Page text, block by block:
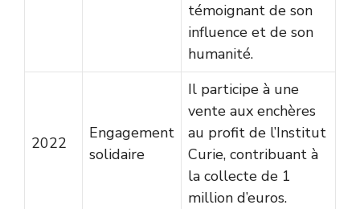
témoignant de son
influence et de son
humanité.
2022
Engagement
solidaire
Il participe à une
vente aux enchères
au profit de l’Institut
Curie, contribuant à
la collecte de 1
million d’euros.